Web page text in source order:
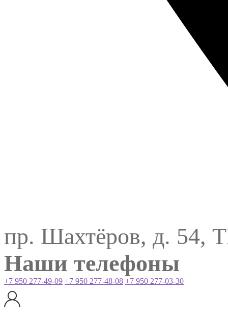
пр. Шахтёров, д. 54,
Наши телефоны
+7 950 277-49-09 +7 950 277-48-08 +7 950 277-03-30